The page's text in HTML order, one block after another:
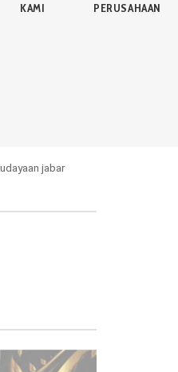
KAMI
PERUSAHAAN
jabar